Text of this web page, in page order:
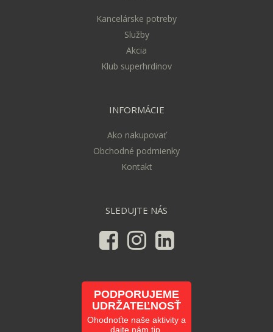
Kancelárske potreby
Služby
Akcia
Klub superhrdinov
INFORMÁCIE
Ako nakupovať
Obchodné podmienky
Kontakt
SLEDUJTE NÁS
PODPORUJEME
UDRŽATEĽNOSŤ
Ohodnoťte naše aktivity a
dajte nám tip.